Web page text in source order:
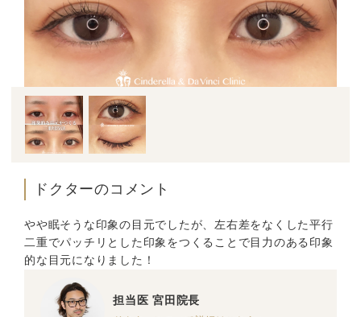
ドクターのコメント
やや眠そうな印象の目元でしたが、左右差をなくした平行
二重でパッチリとした印象をつくることで目力のある印象
的な目元になりました！
担当医 宮田院長